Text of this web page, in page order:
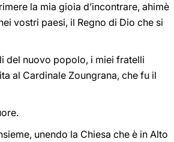
la mia gioia d’incontrare, ahimè
vostri paesi, il Regno di Dio che si
del nuovo popolo, i miei fratelli
al Cardinale Zoungrana, che fu il
unendo la Chiesa che è in Alto